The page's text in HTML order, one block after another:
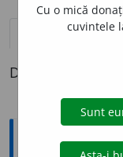
definiții (1)
Definiția cu ID-ul
Explicative
Cu o mică
cuvintele